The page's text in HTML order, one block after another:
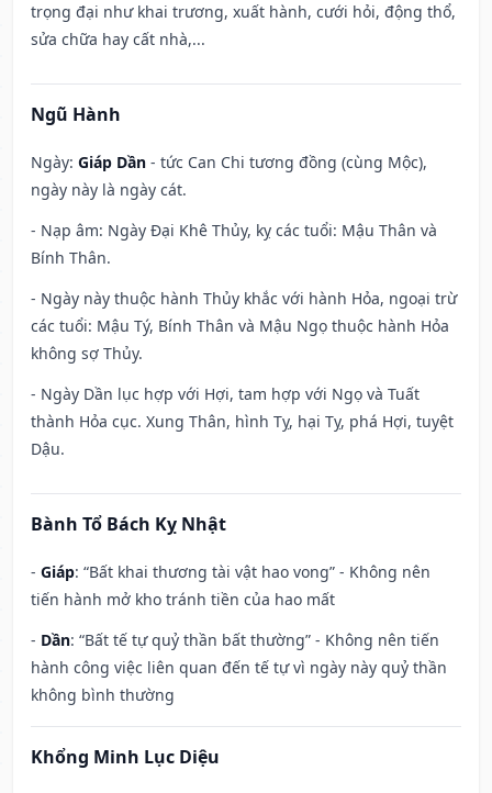
trọng đại như khai trương, xuất hành, cưới hỏi, động thổ,
sửa chữa hay cất nhà,...
Ngũ Hành
Ngày: Giáp Dần - tức Can Chi tương đồng (cùng Mộc),
ngày này là ngày cát.
- Nạp âm: Ngày Đại Khê Thủy, kỵ các tuổi: Mậu Thân và
Bính Thân.
- Ngày này thuộc hành Thủy khắc với hành Hỏa, ngoại trừ
các tuổi: Mậu Tý, Bính Thân và Mậu Ngọ thuộc hành Hỏa
không sợ Thủy.
- Ngày Dần lục hợp với Hợi, tam hợp với Ngọ và Tuất
thành Hỏa cục. Xung Thân, hình Tỵ, hại Tỵ, phá Hợi, tuyệt
Dậu.
Bành Tổ Bách Kỵ Nhật
- Giáp: “Bất khai thương tài vật hao vong” - Không nên
tiến hành mở kho tránh tiền của hao mất
- Dần: “Bất tế tự quỷ thần bất thường” - Không nên tiến
hành công việc liên quan đến tế tự vì ngày này quỷ thần
không bình thường
Khổng Minh Lục Diệu